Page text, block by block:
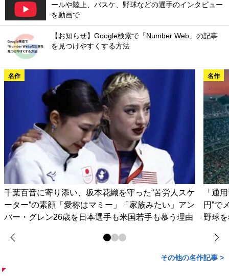
ールや陸上、バスケ、野球などの選手のインタビュー
を動画で
【お知らせ】Google検索で「Number Web」の記事
を見つけやすくする方法
名作
千葉百音に寄り添い、坂本花織を守った“苦労人スケ
ーター”の素顔「愛称はマミー」「家族みたい」アン
バー・グレン26歳を日本選手も米国若手も慕う理由
名作
「通
円”で
野球
その他の名作記事 >